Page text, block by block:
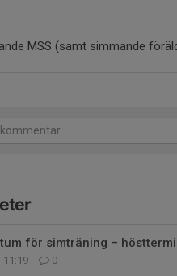
MSS (samt simmande
för simträning –
11:19 0